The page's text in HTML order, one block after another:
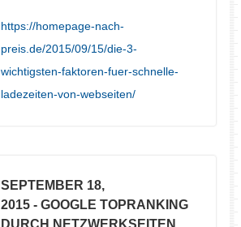
https://homepage-nach-
preis.de/2015/09/15/die-3-
wichtigsten-faktoren-fuer-schnelle-
ladezeiten-von-webseiten/
SEPTEMBER 18,
2015 - GOOGLE TOPRANKING
DURCH NETZWERKSEITEN